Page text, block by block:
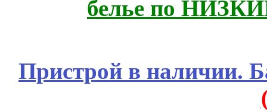
белье по
Пристрой в наличии.